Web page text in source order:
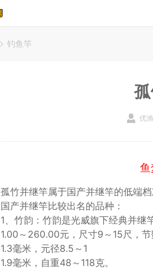
钓鱼竿
优
鱼
孤竹并继竿属于国产并继竿的低端档
国产并继竿比较出名的品种：
1、竹韵：竹韵是光威旗下经典并继
1.00～260.00元，尺寸9～15尺，
1.3毫米，元径8.5～1
1.9毫米，自重48～118克。